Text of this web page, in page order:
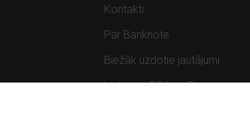
Kontakti
Par Banknote
Biežāk uzdotie jautājumi
Lietots – Pārbaudīts